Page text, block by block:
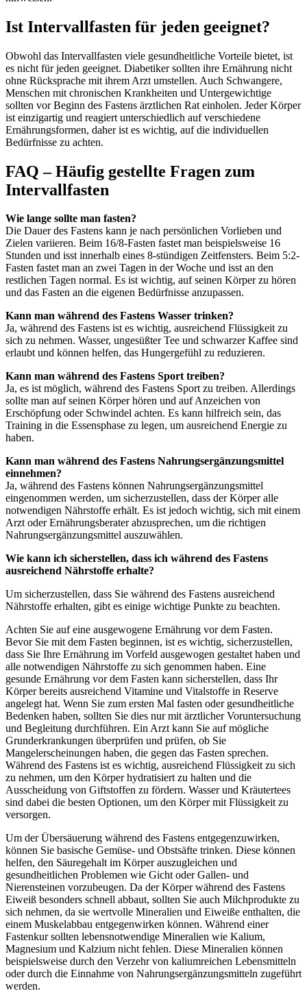
Ist Intervallfasten für jeden geeignet?
Obwohl das Intervallfasten viele gesundheitliche Vorteile bietet, ist
es nicht für jeden geeignet. Diabetiker sollten ihre Ernährung nicht
ohne Rücksprache mit ihrem Arzt umstellen. Auch Schwangere,
Menschen mit chronischen Krankheiten und Untergewichtige
sollten vor Beginn des Fastens ärztlichen Rat einholen. Jeder Körper
ist einzigartig und reagiert unterschiedlich auf verschiedene
Ernährungsformen, daher ist es wichtig, auf die individuellen
Bedürfnisse zu achten.
FAQ – Häufig gestellte Fragen zum
Intervallfasten
Wie lange sollte man fasten?
Die Dauer des Fastens kann je nach persönlichen Vorlieben und
Zielen variieren. Beim 16/8-Fasten fastet man beispielsweise 16
Stunden und isst innerhalb eines 8-stündigen Zeitfensters. Beim 5:2-
Fasten fastet man an zwei Tagen in der Woche und isst an den
restlichen Tagen normal. Es ist wichtig, auf seinen Körper zu hören
und das Fasten an die eigenen Bedürfnisse anzupassen.
Kann man während des Fastens Wasser trinken?
Ja, während des Fastens ist es wichtig, ausreichend Flüssigkeit zu
sich zu nehmen. Wasser, ungesüßter Tee und schwarzer Kaffee sind
erlaubt und können helfen, das Hungergefühl zu reduzieren.
Kann man während des Fastens Sport treiben?
Ja, es ist möglich, während des Fastens Sport zu treiben. Allerdings
sollte man auf seinen Körper hören und auf Anzeichen von
Erschöpfung oder Schwindel achten. Es kann hilfreich sein, das
Training in die Essensphase zu legen, um ausreichend Energie zu
haben.
Kann man während des Fastens Nahrungsergänzungsmittel
einnehmen?
Ja, während des Fastens können Nahrungsergänzungsmittel
eingenommen werden, um sicherzustellen, dass der Körper alle
notwendigen Nährstoffe erhält. Es ist jedoch wichtig, sich mit einem
Arzt oder Ernährungsberater abzusprechen, um die richtigen
Nahrungsergänzungsmittel auszuwählen.
Wie kann ich sicherstellen, dass ich während des Fastens
ausreichend Nährstoffe erhalte?
Um sicherzustellen, dass Sie während des Fastens ausreichend
Nährstoffe erhalten, gibt es einige wichtige Punkte zu beachten.
Achten Sie auf eine ausgewogene Ernährung vor dem Fasten.
Bevor Sie mit dem Fasten beginnen, ist es wichtig, sicherzustellen,
dass Sie Ihre Ernährung im Vorfeld ausgewogen gestaltet haben und
alle notwendigen Nährstoffe zu sich genommen haben. Eine
gesunde Ernährung vor dem Fasten kann sicherstellen, dass Ihr
Körper bereits ausreichend Vitamine und Vitalstoffe in Reserve
angelegt hat. Wenn Sie zum ersten Mal fasten oder gesundheitliche
Bedenken haben, sollten Sie dies nur mit ärztlicher Voruntersuchung
und Begleitung durchführen. Ein Arzt kann Sie auf mögliche
Grunderkrankungen überprüfen und prüfen, ob Sie
Mangelerscheinungen haben, die gegen das Fasten sprechen.
Während des Fastens ist es wichtig, ausreichend Flüssigkeit zu sich
zu nehmen, um den Körper hydratisiert zu halten und die
Ausscheidung von Giftstoffen zu fördern. Wasser und Kräutertees
sind dabei die besten Optionen, um den Körper mit Flüssigkeit zu
versorgen.
Um der Übersäuerung während des Fastens entgegenzuwirken,
können Sie basische Gemüse- und Obstsäfte trinken. Diese können
helfen, den Säuregehalt im Körper auszugleichen und
gesundheitlichen Problemen wie Gicht oder Gallen- und
Nierensteinen vorzubeugen. Da der Körper während des Fastens
Eiweiß besonders schnell abbaut, sollten Sie auch Milchprodukte zu
sich nehmen, da sie wertvolle Mineralien und Eiweiße enthalten, die
einem Muskelabbau entgegenwirken können. Während einer
Fastenkur sollten lebensnotwendige Mineralien wie Kalium,
Magnesium und Kalzium nicht fehlen. Diese Mineralien können
beispielsweise durch den Verzehr von kaliumreichen Lebensmitteln
oder durch die Einnahme von Nahrungsergänzungsmitteln zugeführt
werden.